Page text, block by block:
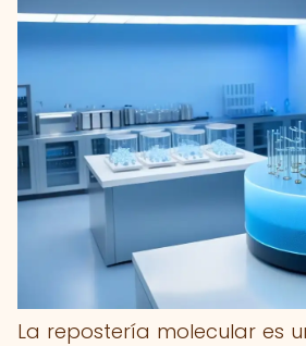
La repostería molecular es